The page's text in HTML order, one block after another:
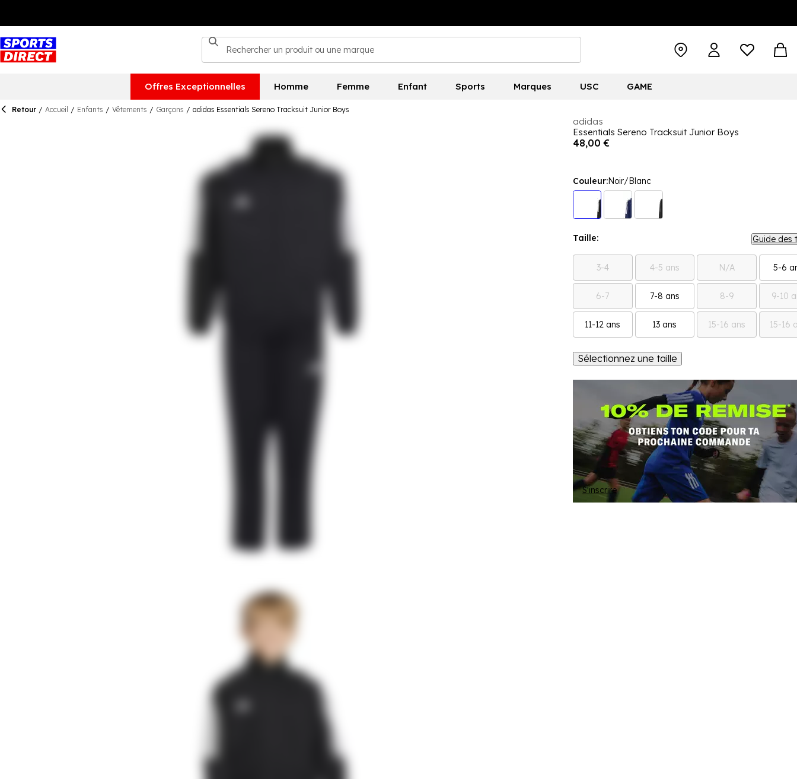
Offres Exceptionnelles Homme Femme Enfant Sports Marques USC GAME
Retour / Accueil / Enfants / Vêtements / Garçons / adidas Essentials Sereno Tracksuit Junior Boys
adidas
Essentials Sereno Tracksuit Junior Boys
48,00 €
Couleur:Noir/Blanc
Taille: Guide des
3-4 4-5 ans N/A 5-6
6-7 7-8 ans 8-9 9-10
11-12 ans 13 ans 15-16 ans 15-16
Sélectionnez une taille
S'inscrire